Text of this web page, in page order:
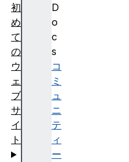
D
o
c
s
コ
ミ
ュ
ニ
テ
ィ
ー
初
め
て
の
ウ
ェ
ブ
サ
イ
ト